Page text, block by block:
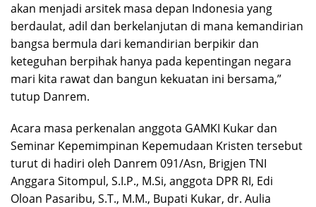
akan menjadi arsitek masa depan Indonesia yang
berdaulat, adil dan berkelanjutan di mana kemandirian
bangsa bermula dari kemandirian berpikir dan
keteguhan berpihak hanya pada kepentingan negara
mari kita rawat dan bangun kekuatan ini bersama,”
tutup Danrem.
Acara masa perkenalan anggota GAMKI Kukar dan
Seminar Kepemimpinan Kepemudaan Kristen tersebut
turut di hadiri oleh Danrem 091/Asn, Brigjen TNI
Anggara Sitompul, S.I.P., M.Si, anggota DPR RI, Edi
Oloan Pasaribu, S.T., M.M., Bupati Kukar, dr. Aulia